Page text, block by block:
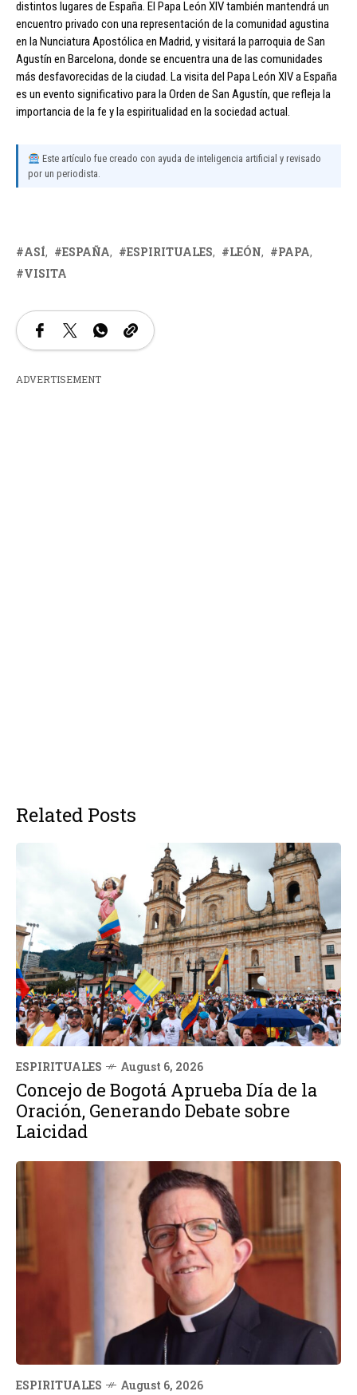
distintos lugares de España. El Papa León XIV también mantendrá un
encuentro privado con una representación de la comunidad agustina
en la Nunciatura Apostólica en Madrid, y visitará la parroquia de San
Agustín en Barcelona, donde se encuentra una de las comunidades
más desfavorecidas de la ciudad. La visita del Papa León XIV a España
es un evento significativo para la Orden de San Agustín, que refleja la
importancia de la fe y la espiritualidad en la sociedad actual.
Este artículo fue creado con ayuda de inteligencia artificial y revisado
por un periodista.
ASÍ ESPAÑA ESPIRITUALES LEÓN
PAPA
VISITA
ADVERTISEMENT
Related Posts
ESPIRITUALES August 6, 2026
Concejo de Bogotá Aprueba Día de la
Oración, Generando Debate sobre
Laicidad
ESPIRITUALES August 6, 2026